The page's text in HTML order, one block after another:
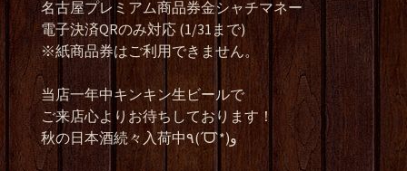
名古屋プレミアム商品券金シャチマネー
電子決済QRのみ対応 (1/31まで)
※紙商品券はご利用できません。
当店一年中キンキン生ビールで
ご来店心よりお待ちしております！
秋の日本酒続々入荷中٩(ˊᗜˋ*)و